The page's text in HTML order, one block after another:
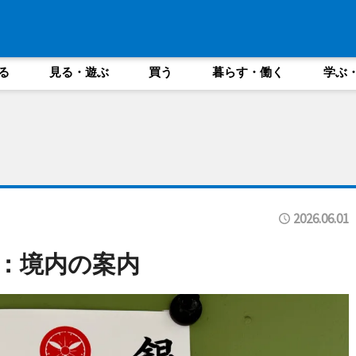
見る・遊ぶ 買う 暮らす・働く 学ぶ
2026.06.01
境内の案内